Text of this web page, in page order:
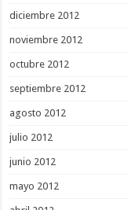
diciembre 2012
noviembre 2012
octubre 2012
septiembre 2012
agosto 2012
julio 2012
junio 2012
mayo 2012